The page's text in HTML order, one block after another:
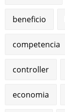
beneficio
competencia
controller
economia